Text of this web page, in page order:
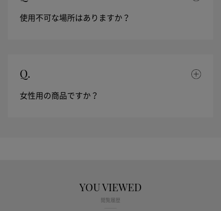
使用不可な場所はありますか？
Q.
女性用の商品ですか？
YOU VIEWED
閲覧履歴